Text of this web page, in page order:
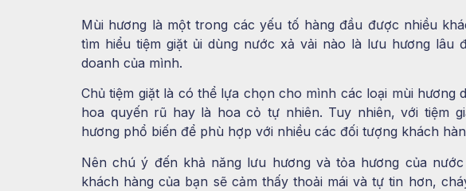
Mùi hương là một trong các yếu tố hàng đầu được nhiều
tìm hiểu tiệm giặt ủi dùng nước xả vải nào là lưu hương lâu
doanh của mình.
Chủ tiệm giặt là có thể lựa chọn cho mình các loại mùi hương
hoa quyến rũ hay là hoa cỏ tự nhiên. Tuy nhiên, với tiệm
hương phổ biến để phù hợp với nhiều các đối tượng khách
Nên chú ý đến khả năng lưu hương và tỏa hương của
khách hàng của bạn sẽ cảm thấy thoải mái và tự tin hơn,